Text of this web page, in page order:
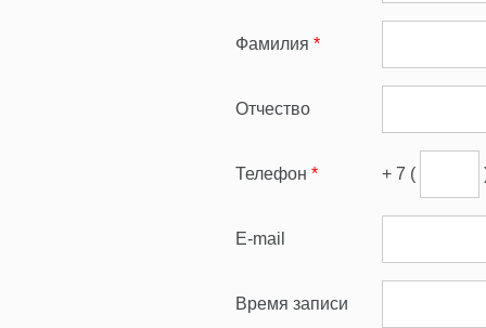
Фамилия *
Отчество
Телефон * + 7 (
E-mail
Время записи